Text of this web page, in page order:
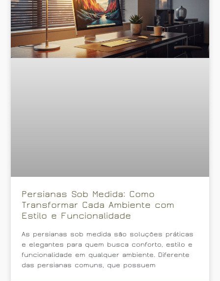
Persianas Sob Medida: Como
Transformar Cada Ambiente com
Estilo e Funcionalidade
As persianas sob medida são soluções práticas
e elegantes para quem busca conforto, estilo e
funcionalidade em qualquer ambiente. Diferente
das persianas comuns, que possuem